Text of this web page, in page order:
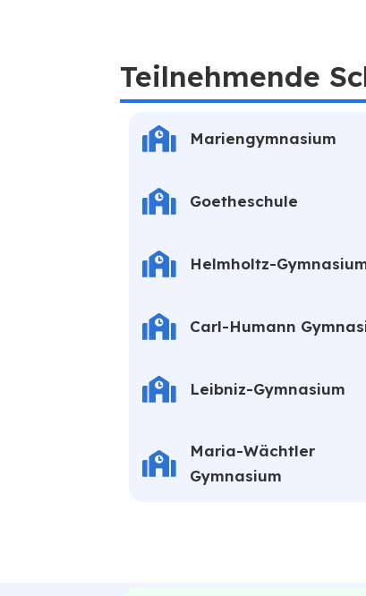
Teilnehmende
Mariengymnasium
Goetheschule
Helmholtz-
Carl-Humann
Leibniz-Gymnasium
Maria-Wächtler
Gymnasium